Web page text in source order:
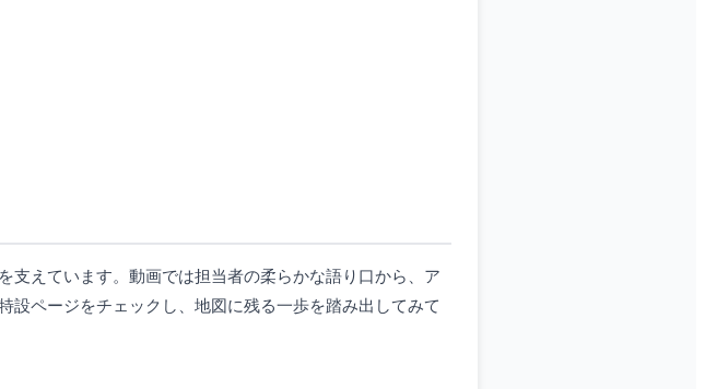
支えています。動画では担当者の柔らかな語り口から、ア
設ページをチェックし、地図に残る一歩を踏み出してみて